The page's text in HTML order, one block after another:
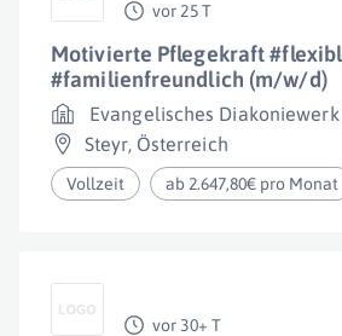
vor 25 T
Motivierte Pflegekraft
#familienfreundlich (m/w/d)
Evangelisches
Steyr, Österreich
Vollzeit ab 2.647,80€ pro Monat
vor 30+ T